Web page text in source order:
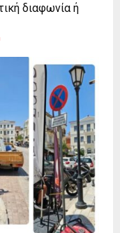
διαφωνία ή